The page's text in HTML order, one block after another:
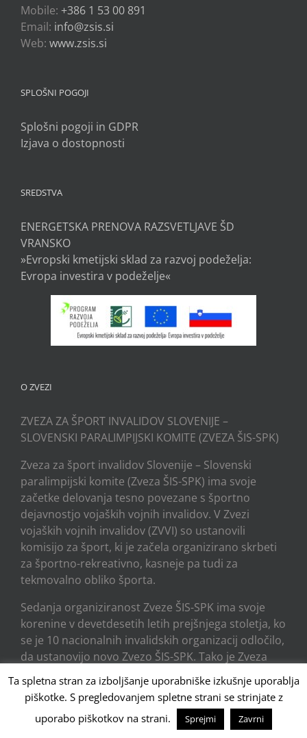
Mobile: +386 1 53 00 891
Email: info@zsis.si
Web: www.zsis.si
SPLOŠNI POGOJI
Splošni pogoji in GDPR
Izjava o dostopnosti
SREDSTVA
ENERGETSKA PRENOVA RAZSVETLJAVE ŠD
VRANSKO
»Evropski kmetijski sklad za razvoj podeželja:
Evropa investira v podeželje«
O ZVEZI
ZVEZA ZA ŠPORT INVALIDOV SLOVENIJE –
SLOVENSKI PARALIMPIJSKI KOMITE (ZVEZA ŠIS-SPK)
Zveza za šport invalidov Slovenije – Slovenski
paralimpijski komite (Zveza ŠIS-SPK) ima svoje
začetke delovanja tesno povezane s športno
dejavnostjo vojaških vojnih invalidov. V Zvezi
vojaških vojnih invalidov (ZVVI) so ustanovili
komisijo za šport, ki je začela organizirano skrbeti
za športno-rekreativno, kasneje pa tudi za
tekmovalno obliko športa.
Sedanja organiziranost Zveze ŠIS-SPK ima svoje
korenine v devetdesetih letih prejšnjega stoletja, ko
se je 10 nacionalnih invalidskih organizacij odločilo,
da ustanovijo novo Zvezo ŠIS-SPK. Tako je Zveza
ŠIS-SPK iz zveze invalidskih športnih društev
postala zveza nacionalnih invalidskih zvez.
Ta spletna stran za izboljšanje uporabniške izkušnje uporablja
piškotke. S pregledovanjem spletne strani se strinjate z
uporabo piškotkov na strani.
Sprejmi Zavrni